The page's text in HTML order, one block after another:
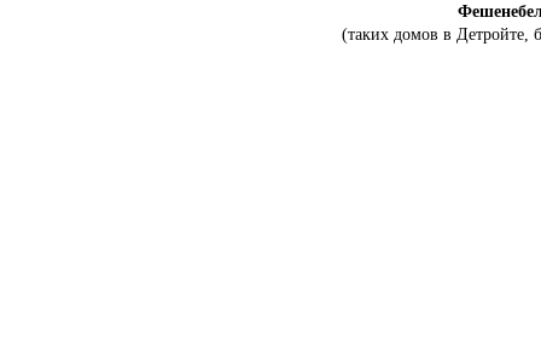
(таких домов в Детройте,